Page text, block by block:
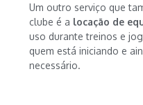
Um outro serviço que
clube é a locação de
uso durante treinos e
quem está iniciando e
necessário.